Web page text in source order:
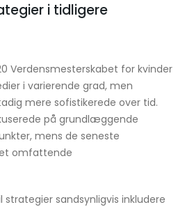
i tidligere
Verdensmesterskabet for kvinder
i varierende grad, men
mere sofistikerede over tid.
på grundlæggende
mens de seneste
omfattende
strategier sandsynligvis inkludere